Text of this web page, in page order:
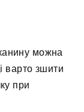
можна
варто зшити
при